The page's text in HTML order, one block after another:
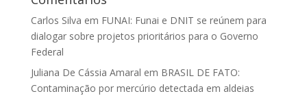
Carlos Silva em FUNAI: Funai e DNIT se reúnem para
dialogar sobre projetos prioritários para o Governo
Federal
Juliana De Cássia Amaral em BRASIL DE FATO:
Contaminação por mercúrio detectada em aldeias